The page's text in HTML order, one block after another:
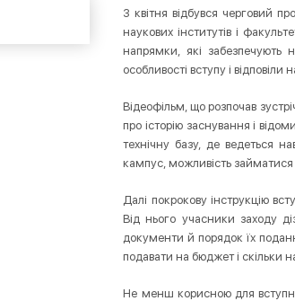
3 квітня відбувся черговий
наукових інститутів і
напрямки, які забезпечують
особливості вступу і
Відеофільм, що розпочав
про історію заснування і
технічну базу, де ведеться
кампус, можливість
Далі покрокову інструкцію
Від нього учасники заходу
документи й порядок їх
подавати на бюджет і скільки
Не менш корисною для